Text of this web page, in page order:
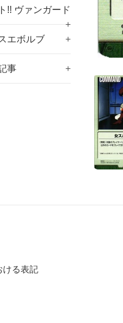
!! ヴァンガード
+
エボルブ
+
事 +
ける表記